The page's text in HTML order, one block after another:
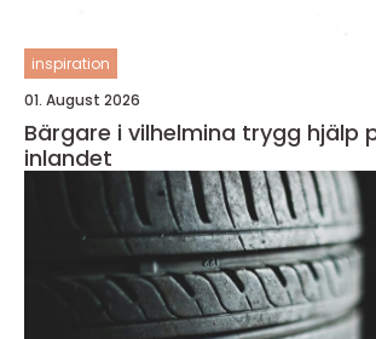
inspiration
01. August 2026
Bärgare i vilhelmina trygg hjälp på vägarna i
inlandet